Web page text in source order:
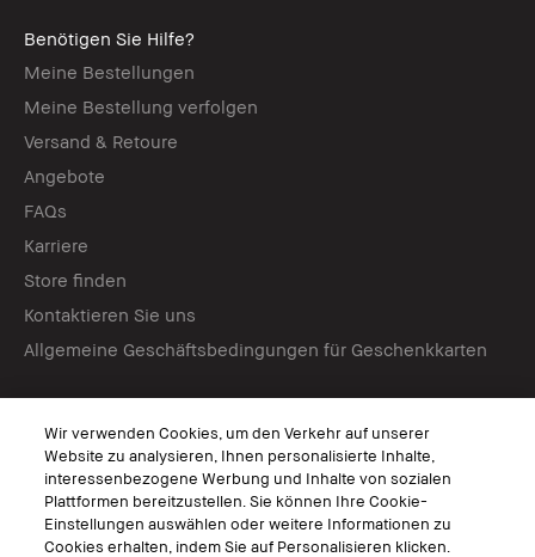
Benötigen Sie Hilfe?
Meine Bestellungen
Meine Bestellung verfolgen
Versand & Retoure
Angebote
FAQs
Karriere
Store finden
Kontaktieren Sie uns
Allgemeine Geschäftsbedingungen für Geschenkkarten
Virtuelle Beratungen
Bobbi Brown Live
Virtual Try-On
Wir verwenden Cookies, um den Verkehr auf unserer
Website zu analysieren, Ihnen personalisierte Inhalte,
interessenbezogene Werbung und Inhalte von sozialen
Plattformen bereitzustellen. Sie können Ihre Cookie-
Einstellungen auswählen oder weitere Informationen zu
Cookies erhalten, indem Sie auf Personalisieren klicken.